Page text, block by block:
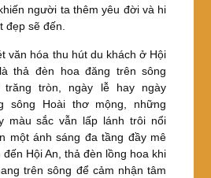
người ta thêm yêu đời và hi
đẹp sẽ đến.
văn hóa thu hút du khách ở Hội
thả đèn hoa đăng trên sông
tròn, ngày lễ hay ngày
sông Hoài thơ mộng, những
màu sắc vẫn lấp lánh trôi nổi
một ánh sáng đa tầng đầy mê
đến Hội An, thả đèn lồng hoa khi
trên sông để cảm nhận tâm